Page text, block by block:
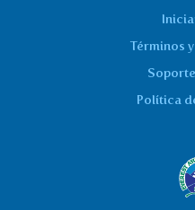
Términos
Política